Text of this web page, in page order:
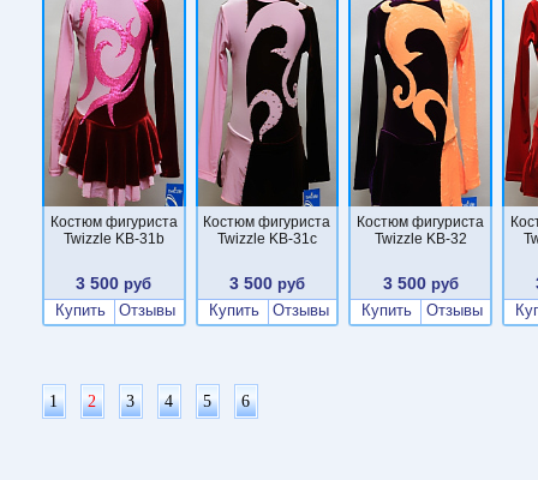
Костюм фигуриста
Twizzle KB-31b
3 500 руб
Купить
Отзывы
Костюм фигуриста
Twizzle KB-31c
3 500 руб
Купить
Отзывы
Костюм фигуриста
Twizzle KB-32
3 500руб
Купить
Отзывы
1 2 3 4 5 6